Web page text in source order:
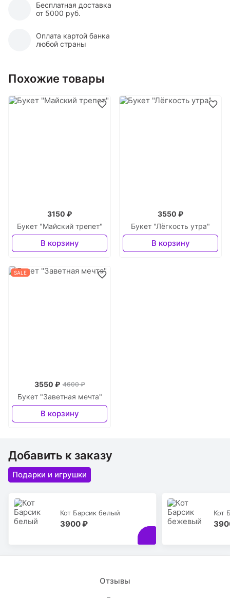
Бесплатная доставка
от 5000 руб.
Оплата картой банка
любой страны
Похожие товары
Букет "Майский трепет"
3150 ₽
В корзину
Букет "Лёгкость утра"
3550 ₽
В корзину
SALE
Букет "Заветная мечта"
3550 ₽ 4600 ₽
В корзину
Добавить к заказу
Подарки и игрушки
Кот Барсик белый
3900 ₽
Кот
Отзывы